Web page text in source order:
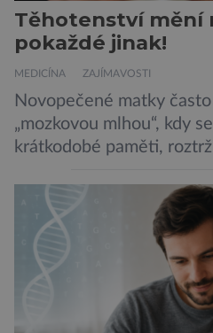
Těhotenství mění
pokaždé jinak!
MEDICÍNA ZAJÍMAVOSTI
Novopečené matky
„mozkovou mlhou“, kdy
krátkodobé paměti,
obtíže byly dlouhou dobu
nedostatku spánku a
novorozence. Nyní se
stojí změny v mozku
Poporodní mozková